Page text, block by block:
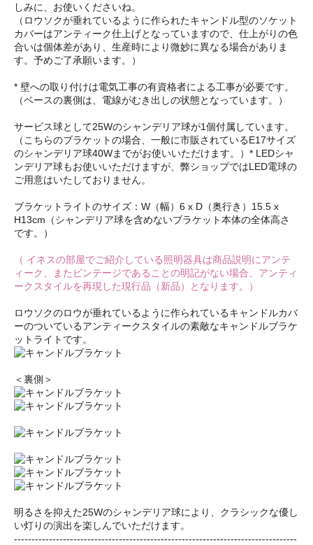
しみに、お使いくださいね。
（ロウソクが垂れているように作られたキャンドル型のソケット
カバーはアンティーク仕上げとなっていますので、仕上がりの色
合いは個体差があり、生産時により微妙に異なる場合がありま
す。予めご了承願います。）
* 壁への取り付けは電気工事の有資格者による工事が必要です。
（ベースの裏側は、電線がむき出しの状態となっています。）
サービス球として25Wのシャンデリア球が1個付属しています。
（こちらのブラケットの場合、一般に市販されているE17サイズ
のシャンデリア球40Wまでがお使いいただけます。）* LEDシャ
ンデリア球もお使いいただけますが、弊ショップではLED電球の
ご用意はいたしておりません。
ブラケットライトのサイズ：W（幅）6 x D（奥行き）15.5 x
H13cm（シャンデリア球を含めないブラケット本体の全体高さ
です。）
（ イネスの部屋でご紹介している照明器具は商品説明にアンテ
ィーク、またビンテージであることの明記がない場合、アンティ
ークスタイルを再現した現行品（新品）となります。）
ロウソクのロウが垂れているように作られているキャンドルカバ
ーのついているアンティークスタイルの素敵なキャンドルブラケ
ットライトです。
＜裏側＞
明るさを抑えた25Wのシャンデリア球により、クラシックな優し
い灯りの演出を楽しんでいただけます。
---------------------------------------------------------------------------------